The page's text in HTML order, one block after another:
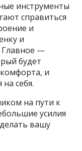
инструменты
справиться
и
и
—
будет
и
себя.
на пути к
усилия
вашу